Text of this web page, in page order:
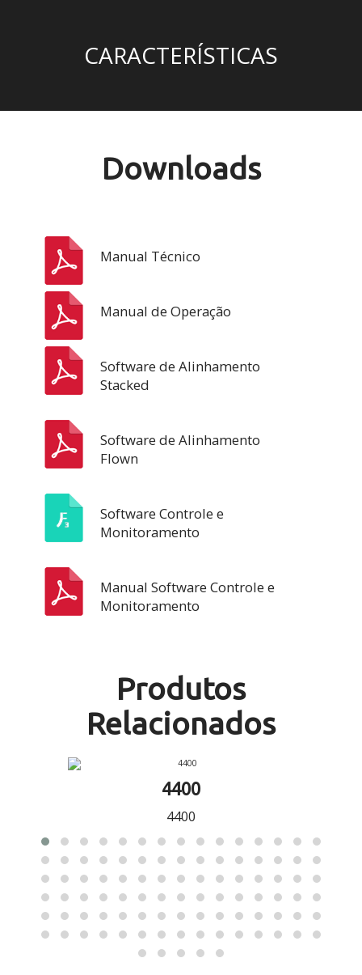
CARACTERÍSTICAS
Downloads
Manual Técnico
Manual de Operação
Software de Alinhamento
Stacked
Software de Alinhamento
Flown
Software Controle e
Monitoramento
Manual Software Controle e
Monitoramento
Produtos
Relacionados
4400
4400